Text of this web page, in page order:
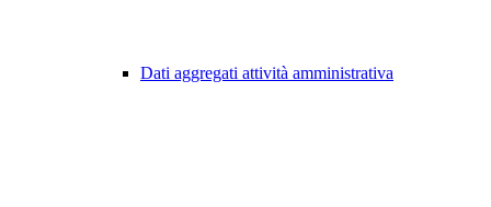
Dati aggregati attività amministrativa